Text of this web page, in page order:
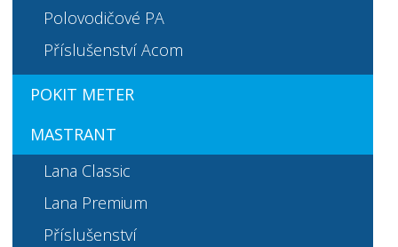
Polovodičové PA
Příslušenství Acom
POKIT METER
MASTRANT
Lana Classic
Lana Premium
Příslušenství